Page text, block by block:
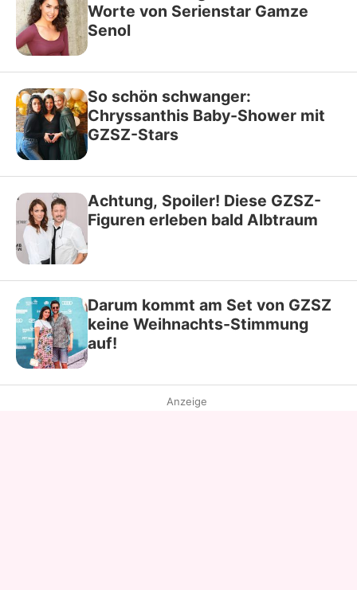
Worte von Serienstar Gamze
Senol
So schön schwanger:
Chryssanthis Baby-Shower mit
GZSZ-Stars
Achtung, Spoiler! Diese GZSZ-
Figuren erleben bald Albtraum
Darum kommt am Set von GZSZ
keine Weihnachts-Stimmung
auf!
Anzeige